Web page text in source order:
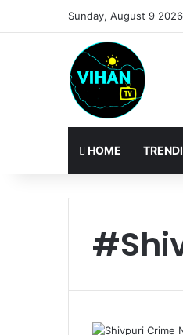
Sunday, August 9 2026
HOME